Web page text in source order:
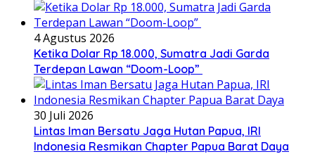
4 Agustus 2026
Ketika Dolar Rp 18.000, Sumatra Jadi Garda
Terdepan Lawan “Doom-Loop”
30 Juli 2026
Lintas Iman Bersatu Jaga Hutan Papua, IRI
Indonesia Resmikan Chapter Papua Barat Daya